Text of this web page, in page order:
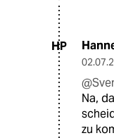
HP
Na,
zu